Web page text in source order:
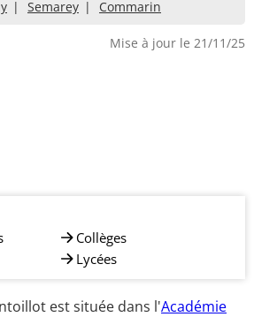
Semarey Commarin
Mise à jour le 21/11/25
Collèges
Lycées
est située dans l'Académie